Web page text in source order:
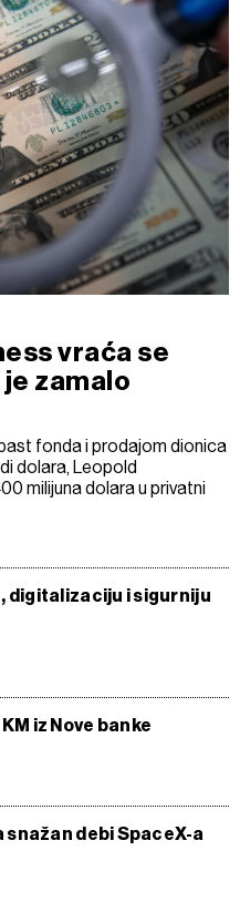
vraća se
zamalo
fonda i prodajom dionica
dolara, Leopold
milijuna dolara u privatni
digitalizaciju i sigurniju
iz Nove banke
snažan debi SpaceX-a